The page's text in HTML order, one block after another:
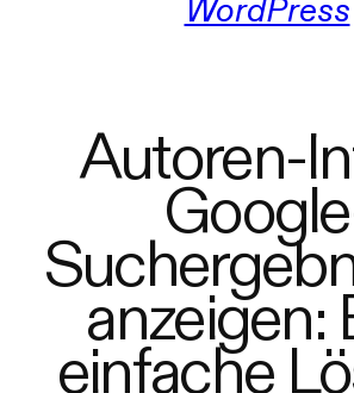
WordPress
Autoren-
anzeigen:
einfache